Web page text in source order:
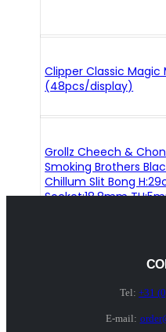
Clipper Classic Magic
(48pcs/display)
Grollz Cheech &
Smoking Brothers
Chillum Slit Bong
Socket:18.8mm
Tel: +31
E-mail: